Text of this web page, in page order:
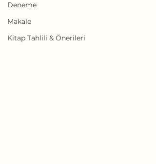
Deneme
Makale
Kitap Tahlili & Önerileri